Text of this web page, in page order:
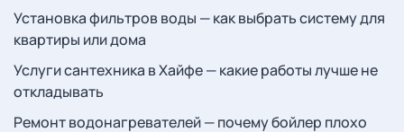
Установка фильтров воды — как выбрать систему для
квартиры или дома
Услуги сантехника в Хайфе — какие работы лучше не
откладывать
Ремонт водонагревателей — почему бойлер плохо